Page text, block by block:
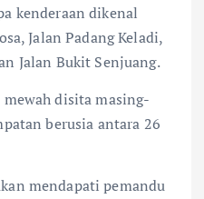
kenderaan dikenal
Jalan Padang Keladi,
Jalan Bukit Senjuang.
disita masing-
berusia antara 26
mendapati pemandu